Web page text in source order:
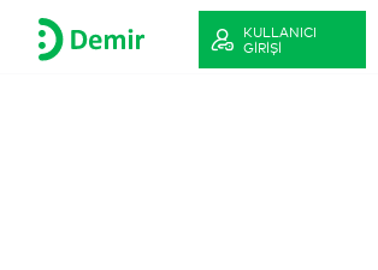
KULLANICI
GIRIŞI